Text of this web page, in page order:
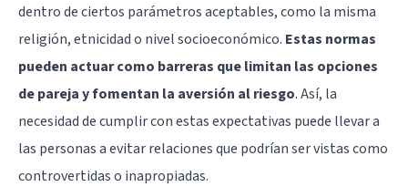
dentro de ciertos parámetros aceptables, como la misma
religión, etnicidad o nivel socioeconómico. Estas normas
pueden actuar como barreras que limitan las opciones
de pareja y fomentan la aversión al riesgo. Así, la
necesidad de cumplir con estas expectativas puede llevar a
las personas a evitar relaciones que podrían ser vistas como
controvertidas o inapropiadas.